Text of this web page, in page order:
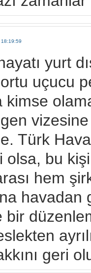
18:19:59
yurt
uçucu
kimse
Türk
olsa, bu
hem
geri